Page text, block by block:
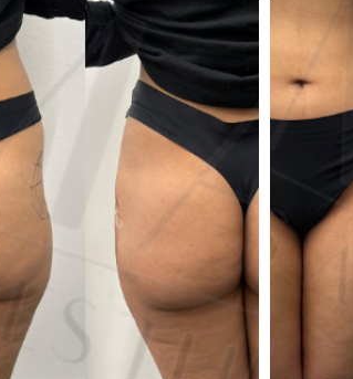
sculptra butt near me, plasma gel filler buttocks, ha buttocks filler
butt sculptra near me, non surgical hip dip filler before and after
butt filler price, aqua filler buttocks, hyaluronic acid injections in buttocks, hyacorp buttocks filler, hyaluronic acid in buttocks
fillers in buttocks cost, plla buttock injections, butt sculptra before and after, dermal filler buttocks injections, buttox filler
dermal fillers, buttocks cost, hyacorp filler for buttocks price
bellafill for butt, butt lift filler, glute fillers